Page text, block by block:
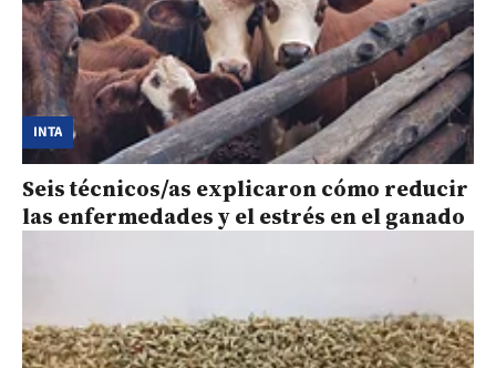
INTA
Seis técnicos/as explicaron cómo reducir
las enfermedades y el estrés en el ganado